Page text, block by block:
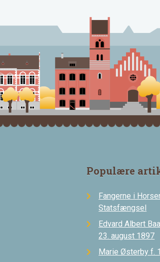
Populære
Fangerne i
Statsfængsel
Edvard Albert
23. august 1897
Marie Østerby f.